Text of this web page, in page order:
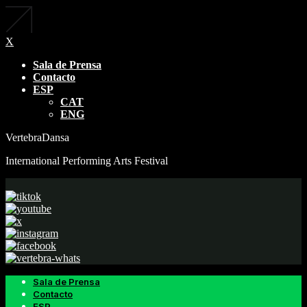
X
Sala de Prensa
Contacto
ESP
CAT
ENG
VertebraDansa
International Performing Arts Festival
Sala de Prensa
Contacto